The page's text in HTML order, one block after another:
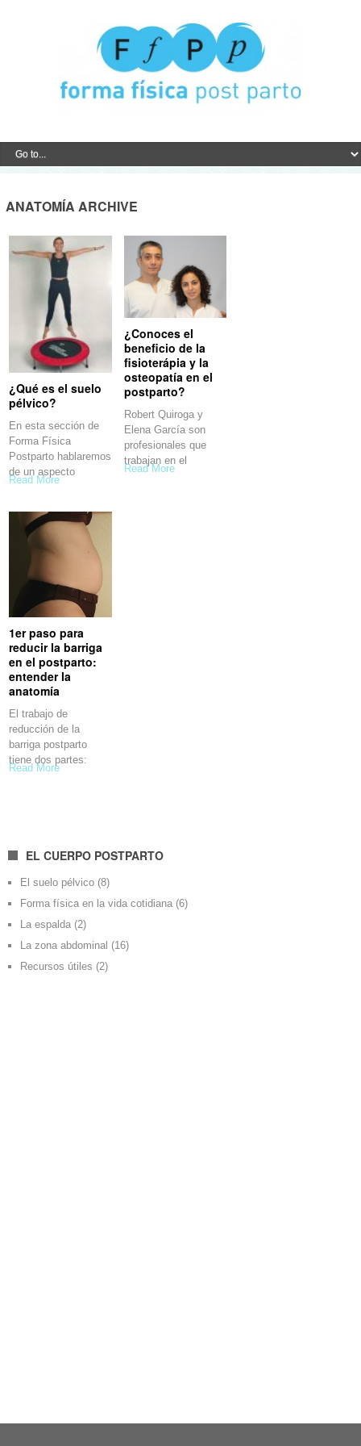
ANATOMÍA ARCHIVE
¿Qué es el suelo
pélvico?
En esta sección de
Forma Física
Postparto hablaremos
de un aspecto
Read More
¿Conoces el
beneficio de la
fisioterápia y la
osteopatía en el
postparto?
Robert Quiroga y
Elena García son
profesionales que
trabajan en el
Read More
1er paso para
reducir la barriga
en el postparto:
entender la
anatomía
El trabajo de
reducción de la
barriga postparto
tiene dos partes:
Read More
EL CUERPO POSTPARTO
El suelo pélvico (8)
Forma física en la vida cotidiana (6)
La espalda (2)
La zona abdominal (16)
Recursos útiles (2)